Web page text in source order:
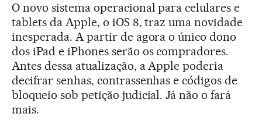
O novo sistema operacional para celulares e
tablets da Apple, o iOS 8, traz uma novidade
inesperada. A partir de agora o único dono
dos iPad e iPhones serão os compradores.
Antes dessa atualização, a Apple poderia
decifrar senhas, contrassenhas e códigos de
bloqueio sob petição judicial. Já não o fará
mais.